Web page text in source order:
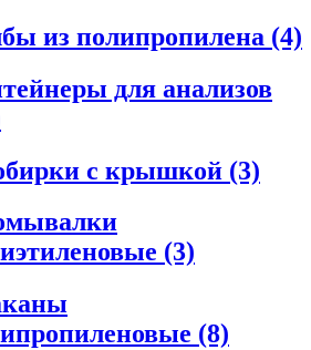
из полипропилена (4)
для анализов
с крышкой (3)
(3)
(8)